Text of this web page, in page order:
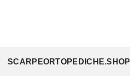
SCARPEORTOPEDICHE.SHOP